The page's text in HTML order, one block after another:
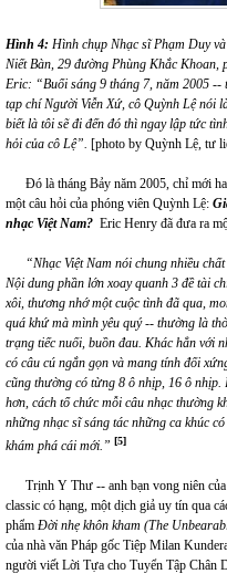
Hình 4: Hình chụp Nhạc sĩ Phạm Duy
Niết Bàn, 29 đường Phùng Khắc Khoan,
Eric: “Buổi sáng 9 tháng 7, năm 2005 -- t
tạp chí Người Viễn Xứ, cô Quỳnh Lệ nói
biết là tôi sẽ đi đến đó thì ngay lập tức
hỏi của cô Lệ”. [photo by Quỳnh Lệ, tư
Đó là tháng Bảy năm 2005, chỉ mới
một câu hỏi của phóng viên Quỳnh Lệ:
nhạc Việt Nam? Eric Henry đã đưa ra
“Nhạc Việt Nam nói chung nhiều
Nội dung phần lớn xoay quanh 3 đề tài
xôi, thương nhớ một cuộc tình đã qua,
quá khứ mà mình yêu quý-- thường là
trạng tiếc nuối, buồn đau. Khác hẳn với
có câu cú ngắn gọn và mang tính đối
cũng thường có từng 8 ô nhịp, 16 ô nhịp.
hơn, cách tổ chức mỗi câu nhạc thường
những nhạc sĩ sáng tác những ca khúc
khám phá cái mới.” [5]
Trịnh Y Thư -- anh bạn vong niên của
classic có hạng, một dịch giả uy tín qua
phẩm Đời nhẹ khôn kham (The
của nhà văn Pháp gốc Tiệp Milan
người viết Lời Tựa cho Tuyển Tập Chân